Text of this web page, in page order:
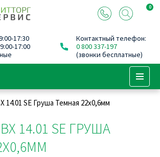
0
17:30
17:00
Контактный телефон:
0 800 337-197
(звонки бесплатные)
14.01 SЕ Груша Темная 22х0,6мм
14.01 SЕ ГРУША